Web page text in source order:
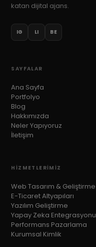
katan dijital ajans.
IG LI BE
SAYFALAR
Ana Sayfa
Portfolyo
Blog
Hakkımızda
Neler Yapıyoruz
İletişim
HIZMETLERIMIZ
Web Tasarım & Geliştirme
E-Ticaret Altyapıları
Yazılım Geliştirme
Yapay Zeka Entegrasyonu
Performans Pazarlama
Kurumsal Kimlik